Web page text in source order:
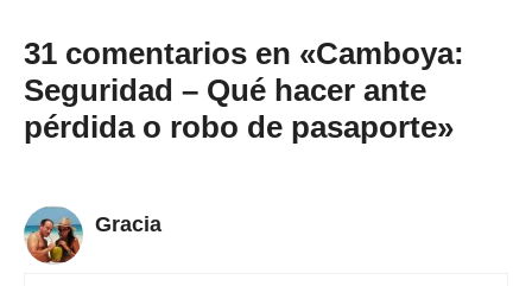
31 comentarios en «Camboya:
Seguridad – Qué hacer ante
pérdida o robo de pasaporte»
Gracia